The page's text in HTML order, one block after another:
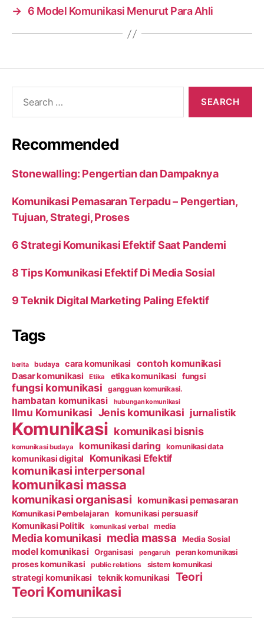
→ 6 Model Komunikasi Menurut Para Ahli
Recommended
Stonewalling: Pengertian dan Dampaknya
Komunikasi Pemasaran Terpadu – Pengertian,
Tujuan, Strategi, Proses
6 Strategi Komunikasi Efektif Saat Pandemi
8 Tips Komunikasi Efektif Di Media Sosial
9 Teknik Digital Marketing Paling Efektif
Tags
berita budaya cara komunikasi contoh komunikasi
Dasar komunikasi Etika etika komunikasi fungsi
fungsi komunikasi gangguan komunikasi.
hambatan komunikasi hubungan komunikasi
Ilmu Komunikasi Jenis komunikasi jurnalistik
Komunikasi komunikasi bisnis
komunikasi budaya komunikasi daring komunikasi data
komunikasi digital Komunikasi Efektif
komunikasi interpersonal
komunikasi massa
komunikasi organisasi komunikasi pemasaran
Komunikasi Pembelajaran komunikasi persuasif
Komunikasi Politik komunikasi verbal media
Media komunikasi media massa Media Sosial
model komunikasi Organisasi pengaruh peran komunikasi
proses komunikasi public relations sistem komunikasi
strategi komunikasi teknik komunikasi Teori
Teori Komunikasi